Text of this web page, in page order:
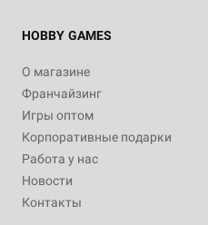
HOBBY GAMES
О магазине
Франчайзинг
Игры оптом
Корпоративные подарки
Работа у нас
Новости
Контакты